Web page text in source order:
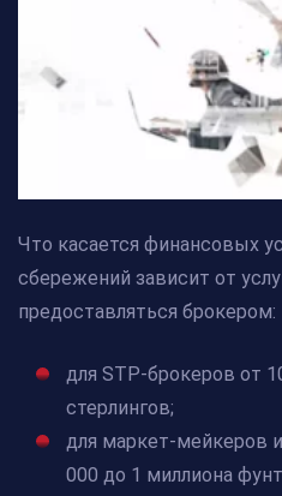
Что касается финансовых
сбережений зависит от
предоставляться брокером:
для STP-брокеров от
стерлингов;
для маркет-мейкеров
000 до 1 миллиона